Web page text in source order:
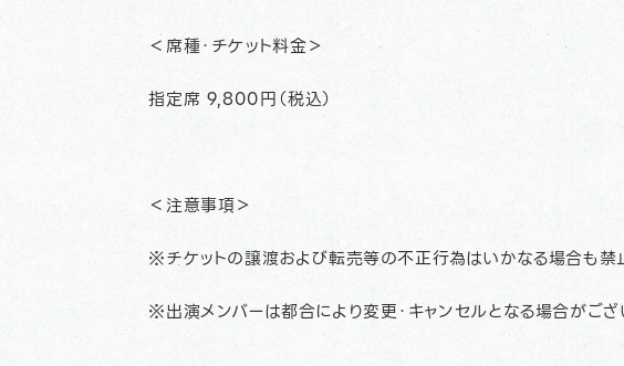
＜席種・チケット料金＞
指定席 9,800円（税込）
＜注意事項＞
※チケットの譲渡および転売等の不正行為はいかなる場合も禁
※出演メンバーは都合により変更・キャンセルとなる場合がご